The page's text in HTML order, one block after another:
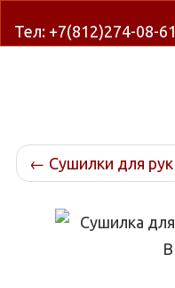
Тел: +7(812)274-08-61
← Сушилки для рук